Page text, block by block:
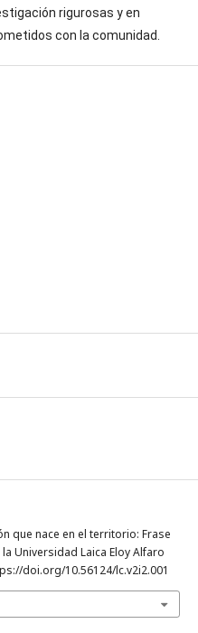
rigurosas y en
con la comunidad.
que nace en el territorio: Frase
Universidad Laica Eloy Alfaro
doi.org/10.56124/lc.v2i2.001